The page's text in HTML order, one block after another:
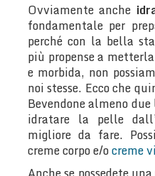
Ovviamente anche
fondamentale per
perché con la bella
più propense a
e morbida, non
noi stesse. Ecco che
Bevendone almeno
idratare la pelle
migliore da fare.
creme corpo e/ocreme